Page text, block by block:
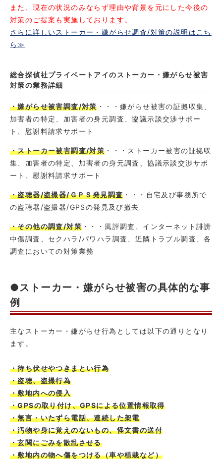
また、現在の状況のみならず理由や背景を元にした今後の
対策のご提案も実施しております。
さらに詳しいストーカー・嫌がらせ調査/対策の説明はこち
ら≫
総合探偵社プライベートアイのストーカー・嫌がらせ被害
対策の業務詳細
・嫌がらせ被害調査/対策・・・嫌がらせ被害の証拠収集、
加害者の特定、加害者の身元調査、協議示談交渉サポー
ト、慰謝料請求サポート
・ストーカー被害調査/対策 ・・・ストーカー被害の証拠収
集、加害者の特定、加害者の身元調査、協議示談交渉サポ
ート、慰謝料請求サポート
・盗聴器/盗撮器/ＧＰＳ発見調査 ・・・自宅及び事務所で
の盗聴器/盗撮器/GPSの発見及び撤去
・その他の調査/対策 ・・・風評調査、インターネット誹謗
中傷調査、セクハラ/パワハラ調査、近隣トラブル調査、各
調査においての対策業務
●ストーカー・嫌がらせ被害の具体的な事
例
主なストーカー・嫌がらせ行為としては以下の通りとなり
ます。
・待ち伏せやつきまとい行為
・盗聴、盗撮行為
・敷地内への侵入
・GPSの取り付け、GPSによる位置情報取得
・無言・いたずら電話、連続した架電
・汚物や身に覚えのないもの、怪文書の送付
・玄関にごみを散乱させる
・敷地内の物へ傷をつける（車や植栽など）